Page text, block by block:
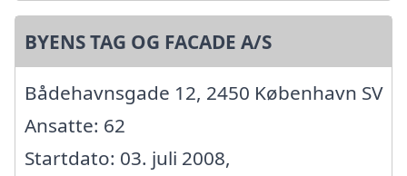
BYENS TAG OG FACADE A/S
Bådehavnsgade 12, 2450 København SV
Ansatte: 62
Startdato: 03. juli 2008,